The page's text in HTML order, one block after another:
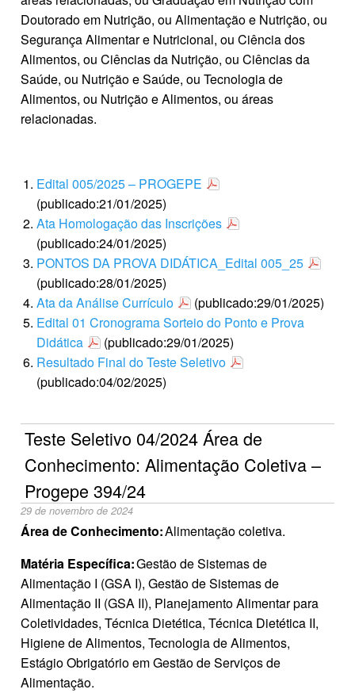
Doutorado em Nutrição, ou Alimentação e Nutrição, ou
Segurança Alimentar e Nutricional, ou Ciência dos
Alimentos, ou Ciências da Nutrição, ou Ciências da
Saúde, ou Nutrição e Saúde, ou Tecnologia de
Alimentos, ou Nutrição e Alimentos, ou áreas
relacionadas.
Edital 005/2025 – PROGEPE
(publicado:21/01/2025)
Ata Homologação das Inscrições
(publicado:24/01/2025)
PONTOS DA PROVA DIDÁTICA_Edital 005_25
(publicado:28/01/2025)
Ata da Análise Currículo
(publicado:29/01/2025)
Edital 01 Cronograma Sorteio do Ponto e Prova
Didática
(publicado:29/01/2025)
Resultado Final do Teste Seletivo
(publicado:04/02/2025)
Teste Seletivo 04/2024 Área de
Conhecimento: Alimentação Coletiva –
Progepe 394/24
29 de novembro de 2024
Área de Conhecimento:Alimentação coletiva.
Matéria Específica:Gestão de Sistemas de
Alimentação I (GSA I), Gestão de Sistemas de
Alimentação II (GSA II), Planejamento Alimentar para
Coletividades, Técnica Dietética, Técnica Dietética II,
Higiene de Alimentos, Tecnologia de Alimentos,
Estágio Obrigatório em Gestão de Serviços de
Alimentação.